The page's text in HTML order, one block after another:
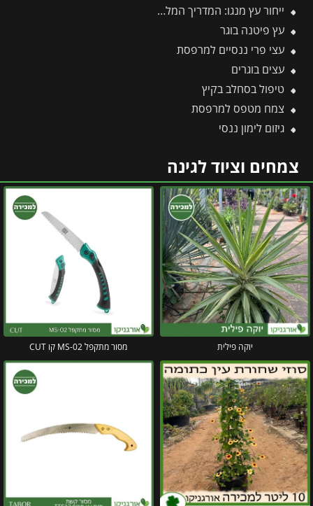
ייחור עץ מנגו: המדריך המלא לריבוי וכל הסיבות למה עדיף לוותר על זה
עץ פיטנה בוגר
עצי פרי ננסיים למרפסת
עצים בוגרים
טיפול בסחלב בקיץ
צמח מטפס למרפסת
גיזום לימון ננסי
צמחים וציוד לגינה
יוקה פילית מסור מתקפל MS-02 קו CUT